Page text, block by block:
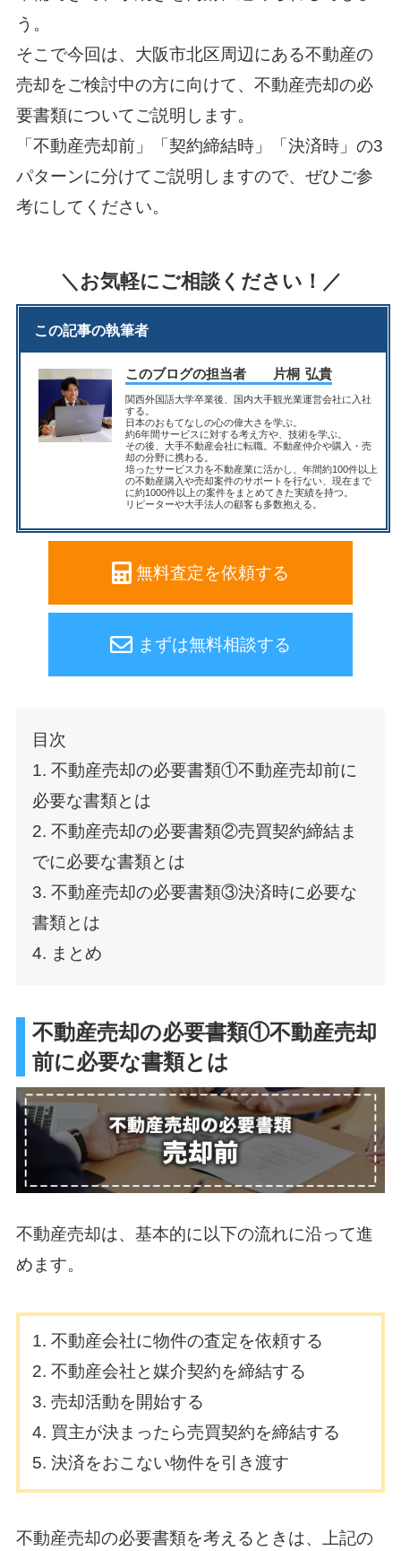
う。
そこで今回は、大阪市北区周辺にある不動産の
売却をご検討中の方に向けて、不動産売却の必
要書類についてご説明します。
「不動産売却前」「契約締結時」「決済時」の3
パターンに分けてご説明しますので、ぜひご参
考にしてください。
＼お気軽にご相談ください！／
この記事の執筆者
このブログの担当者 片桐 弘貴
関西外国語大学卒業後、国内大手観光業運営会社に入社
する。
日本のおもてなしの心の偉大さを学ぶ。
約6年間サービスに対する考え方や、技術を学ぶ。
その後、大手不動産会社に転職。不動産仲介や購入・売
却の分野に携わる。
培ったサービス力を不動産業に活かし、年間約100件以上
の不動産購入や売却案件のサポートを行ない、現在まで
に約1000件以上の案件をまとめてきた実績を持つ。
リピーターや大手法人の顧客も多数抱える。
無料査定を依頼する
まずは無料相談する
目次
1. 不動産売却の必要書類①不動産売却前に
必要な書類とは
2. 不動産売却の必要書類②売買契約締結ま
でに必要な書類とは
3. 不動産売却の必要書類③決済時に必要な
書類とは
4. まとめ
不動産売却の必要書類①不動産売却
前に必要な書類とは
不動産売却は、基本的に以下の流れに沿って進
めます。
不動産会社に物件の査定を依頼する
不動産会社と媒介契約を締結する
売却活動を開始する
買主が決まったら売買契約を締結する
決済をおこない物件を引き渡す
不動産売却の必要書類を考えるときは、上記の